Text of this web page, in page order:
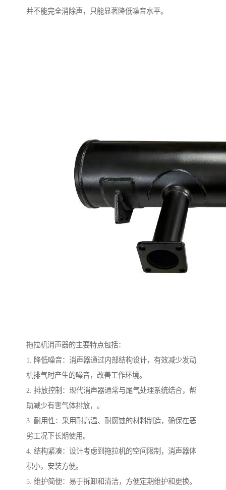
并不能完全消除声，只能显著降低噪音水平。
拖拉机消声器的主要特点包括：
1. 降低噪音：消声器通过内部结构设计，有效减少发动
机排气时产生的噪音，改善工作环境。
2. 排放控制：现代消声器通常与尾气处理系统结合，帮
助减少有害气体排放，。
3. 耐用性：采用耐高温、耐腐蚀的材料制造，确保在恶
劣工况下长期使用。
4. 结构紧凑：设计考虑到拖拉机的空间限制，消声器体
积小，安装方便。
5. 维护简便：易于拆卸和清洁，方便定期维护和更换。